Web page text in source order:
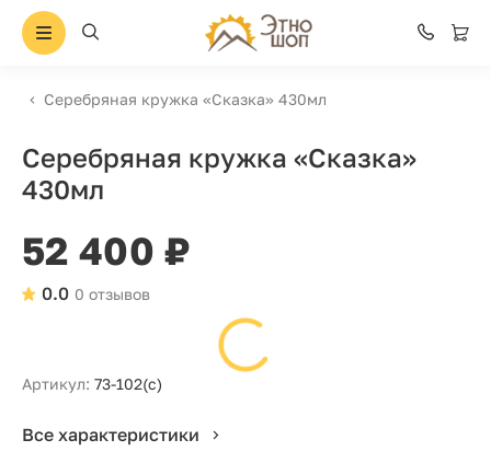
Серебряная кружка «Сказка» 430мл
Серебряная кружка «Сказка»
430мл
52 400 ₽
0 отзывов
0.0
Артикул: 73-102(с)
Все характеристики